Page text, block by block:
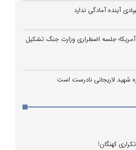
آینده آمادگی ندارد
جلسه اضطراری وزارت جنگ تشکیل
شهید لاریجانی نادرست است
کهنگان!